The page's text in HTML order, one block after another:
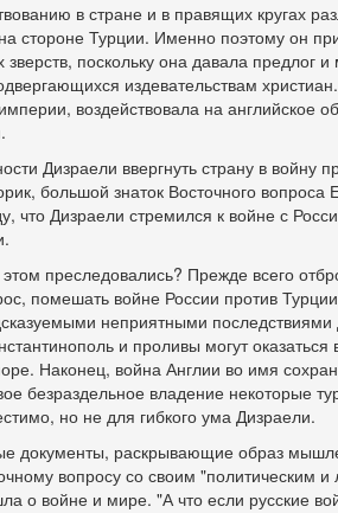
в стране и в правящих кругах
стороне Турции. Именно поэтому он
зверств, поскольку она давала
издевательствам
воздействовала на английское
Дизраели ввергнуть страну в войну
большой знаток Восточного
что Дизраели стремился к войне с
преследовались? Прежде всего
помешать войне России против
неприятными
и проливы могут
Наконец, война Англии во имя
безраздельное владение некоторые
но не для гибкого ума Дизраели.
документы, раскрывающие образ
вопросу со своим "политическим
о войне и мире. "А что если русские